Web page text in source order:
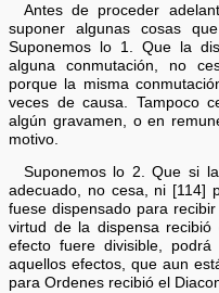
Antes de proceder
suponer algunas cosas
Suponemos lo 1. Que la
alguna conmutación, no
porque la misma
veces de causa. Tampoco
algún gravamen, o en
motivo.
Suponemos lo 2. Que si
adecuado, no cesa, ni [114]
fuese dispensado para
virtud de la dispensa
efecto fuere divisible,
aquellos efectos, que aun
para Ordenes recibió el